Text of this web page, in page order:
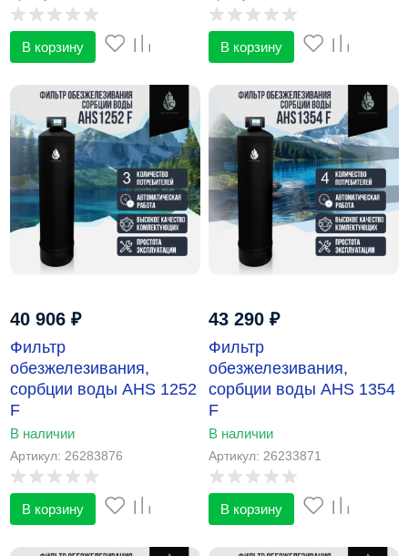
В корзину В корзину
40 906 ₽
Фильтр
обезжелезивания,
сорбции воды AHS 1252
F
В наличии
Артикул: 26283876
В корзину
43 290 ₽
Фильтр
обезжелезивания,
сорбции воды AHS 1354
F
В наличии
Артикул: 26233871
В корзину